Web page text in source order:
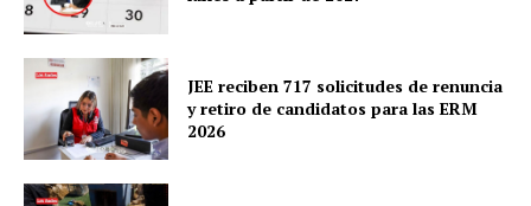
Diario los Andes
JEE reciben 717 solicitudes de renuncia
y retiro de candidatos para las ERM
2026